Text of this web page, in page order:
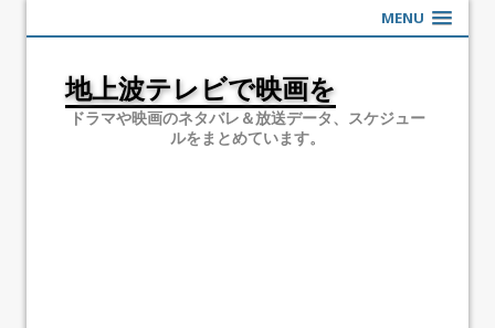
MENU
地上波テレビで映画を
ドラマや映画のネタバレ＆放送データ、スケジュー
ルをまとめています。